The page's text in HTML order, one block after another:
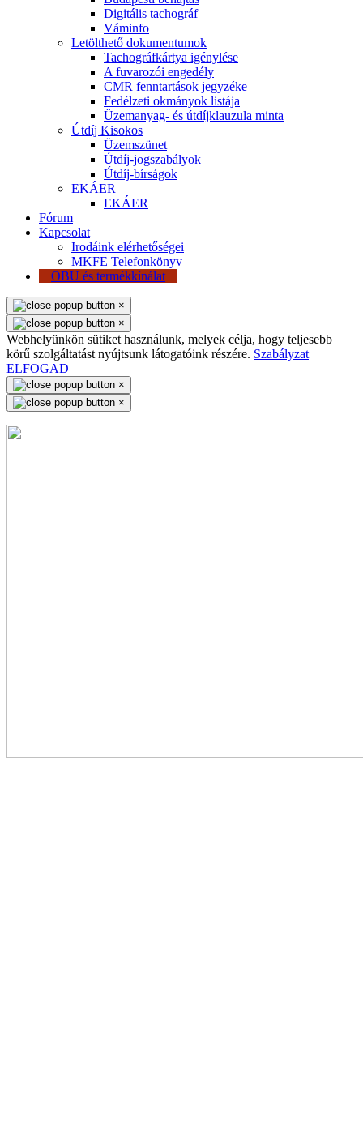
Digitális tachográf
Váminfo
Letölthető dokumentumok
Tachográfkártya igénylése
A fuvarozói engedély
CMR fenntartások jegyzéke
Fedélzeti okmányok listája
Üzemanyag- és útdíjklauzula minta
Útdíj Kisokos
Üzemszünet
Útdíj-jogszabályok
Útdíj-bírságok
EKÁER
EKÁER
Fórum
Kapcsolat
Irodáink elérhetőségei
MKFE Telefonkönyv
OBU és termékkínálat
×
×
Webhelyünkön sütiket használunk, melyek célja, hogy teljesebb
körű szolgáltatást nyújtsunk látogatóink részére. Szabályzat
ELFOGAD
×
×